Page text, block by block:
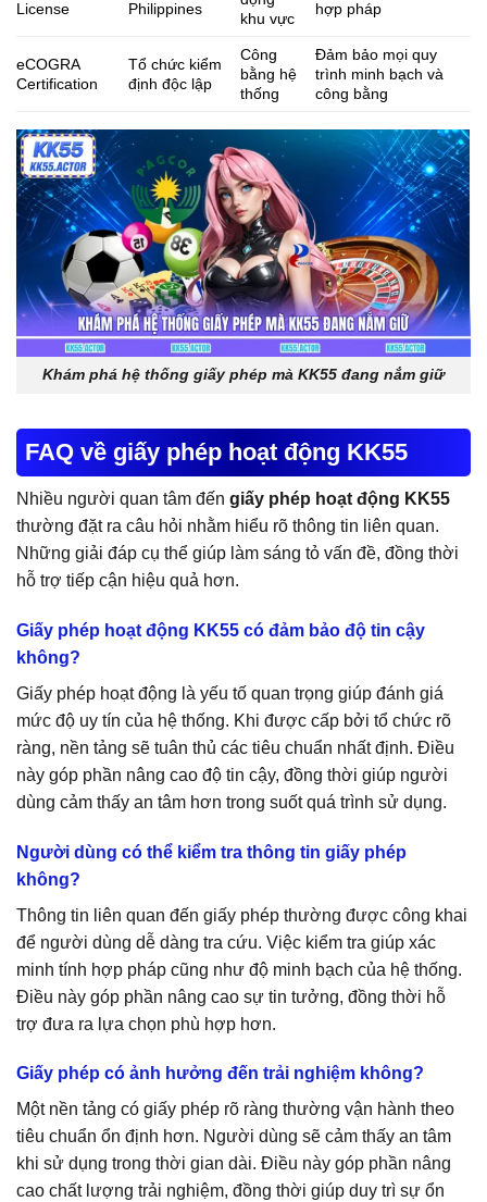
License Philippines
khu vực
hợp pháp
eCOGRA
Certification
Tổ chức kiểm
định độc lập
Công
bằng hệ
thống
Đảm bảo mọi quy
trình minh bạch và
công bằng
Khám phá hệ thống giấy phép mà KK55 đang nắm giữ
FAQ về giấy phép hoạt động KK55
Nhiều người quan tâm đến giấy phép hoạt động KK55
thường đặt ra câu hỏi nhằm hiểu rõ thông tin liên quan.
Những giải đáp cụ thể giúp làm sáng tỏ vấn đề, đồng thời
hỗ trợ tiếp cận hiệu quả hơn.
Giấy phép hoạt động KK55 có đảm bảo độ tin cậy
không?
Giấy phép hoạt động là yếu tố quan trọng giúp đánh giá
mức độ uy tín của hệ thống. Khi được cấp bởi tổ chức rõ
ràng, nền tảng sẽ tuân thủ các tiêu chuẩn nhất định. Điều
này góp phần nâng cao độ tin cậy, đồng thời giúp người
dùng cảm thấy an tâm hơn trong suốt quá trình sử dụng.
Người dùng có thể kiểm tra thông tin giấy phép
không?
Thông tin liên quan đến giấy phép thường được công khai
để người dùng dễ dàng tra cứu. Việc kiểm tra giúp xác
minh tính hợp pháp cũng như độ minh bạch của hệ thống.
Điều này góp phần nâng cao sự tin tưởng, đồng thời hỗ
trợ đưa ra lựa chọn phù hợp hơn.
Giấy phép có ảnh hưởng đến trải nghiệm không?
Một nền tảng có giấy phép rõ ràng thường vận hành theo
tiêu chuẩn ổn định hơn. Người dùng sẽ cảm thấy an tâm
khi sử dụng trong thời gian dài. Điều này góp phần nâng
cao chất lượng trải nghiệm, đồng thời giúp duy trì sự ổn